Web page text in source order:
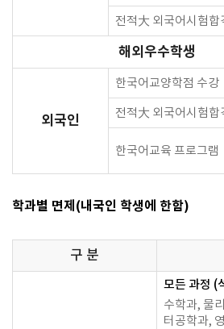
전적大 외국어시험합
해외우수학생
외국인
한국어교양학점 수강
전적大 외국어시험합
한국어교육 프로그램
학과별 면제(내국인 학생에 한함)
구 분
모든 과정 (
수학과, 물
터공학과,